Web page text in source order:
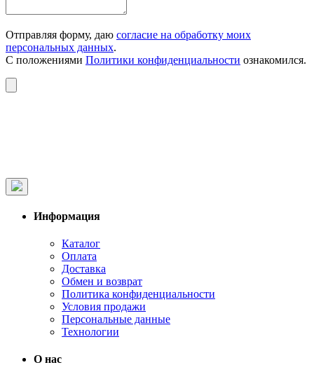
Отправляя форму, даю согласие на обработку моих
персональных данных.
С положениями Политики конфиденциальности ознакомился.
Информация
Каталог
Оплата
Доставка
Обмен и возврат
Политика конфиденциальности
Условия продажи
Персональные данные
Технологии
О нас